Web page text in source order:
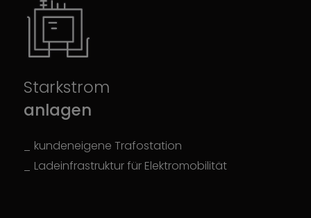
Starkstrom
anlagen
kundeneigene Trafostation
Ladeinfrastruktur für Elektromobilität